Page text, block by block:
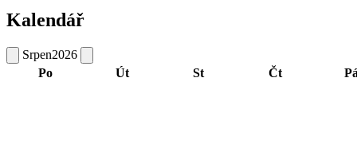
Kalendář
Srpen2026
Po
Út St Čt